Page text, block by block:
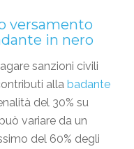
versamento
in nero
sanzioni civili
alla badante
del 30% su
variare da un
del 60% degli